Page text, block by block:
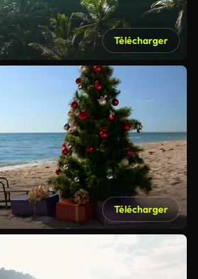
Télécharger
Télécharger